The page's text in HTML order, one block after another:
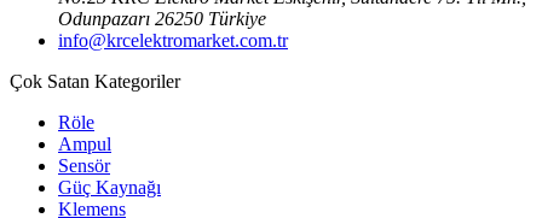
Odunpazarı 26250 Türkiye
info@krcelektromarket.com.tr
Çok Satan Kategoriler
Röle
Ampul
Sensör
Güç Kaynağı
Klemens